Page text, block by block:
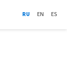
RU EN ES